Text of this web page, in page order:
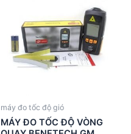
máy đo tốc độ gió
MÁY ĐO TỐC ĐỘ VÒNG